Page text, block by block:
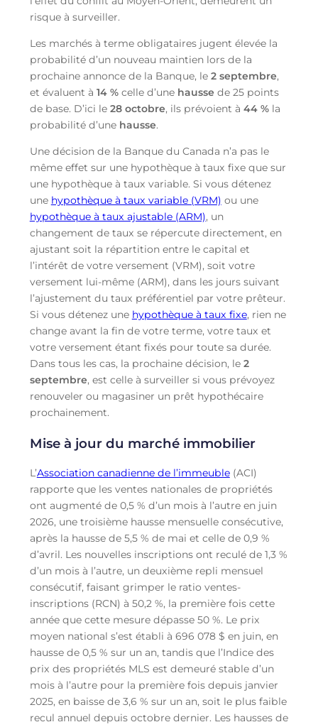
risque à surveiller.
Les marchés à terme obligataires jugent élevée la
probabilité d’un nouveau maintien lors de la
prochaine annonce de la Banque, le 2 septembre,
et évaluent à 14 %celle d’une hausse de 25 points
de base. D’ici le 28 octobre, ils prévoient à 44 %la
probabilité d’une hausse.
Une décision de la Banque du Canada n’a pas le
même effet sur une hypothèque à taux fixe que sur
une hypothèque à taux variable. Si vous détenez
une hypothèque à taux variable (VRM) ou une
hypothèque à taux ajustable (ARM), un
changement de taux se répercute directement, en
ajustant soit la répartition entre le capital et
l’intérêt de votre versement (VRM), soit votre
versement lui-même (ARM), dans les jours suivant
l’ajustement du taux préférentiel par votre prêteur.
Si vous détenez une hypothèque à taux fixe, rien ne
change avant la fin de votre terme, votre taux et
votre versement étant fixés pour toute sa durée.
Dans tous les cas, la prochaine décision, le 2
septembre, est celle à surveiller si vous prévoyez
renouveler ou magasiner un prêt hypothécaire
prochainement.
Mise à jour du marché immobilier
L’Association canadienne de l’immeuble(ACI)
rapporte que les ventes nationales de propriétés
ont augmenté de 0,5 % d’un mois à l’autre en juin
2026, une troisième hausse mensuelle consécutive,
après la hausse de 5,5 % de mai et celle de 0,9 %
d’avril. Les nouvelles inscriptions ont reculé de 1,3 %
d’un mois à l’autre, un deuxième repli mensuel
consécutif, faisant grimper le ratio ventes-
inscriptions (RCN) à 50,2 %, la première fois cette
année que cette mesure dépasse 50 %. Le prix
moyen national s’est établi à 696 078 $ en juin, en
hausse de 0,5 % sur un an, tandis que l’Indice des
prix des propriétés MLS est demeuré stable d’un
mois à l’autre pour la première fois depuis janvier
2025, en baisse de 3,6 % sur un an, soit le plus faible
recul annuel depuis octobre dernier. Les hausses de